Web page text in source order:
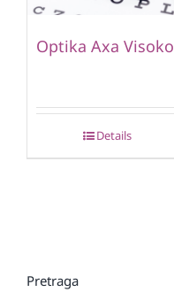
Optika Axa Visoko
Details
Pretraga